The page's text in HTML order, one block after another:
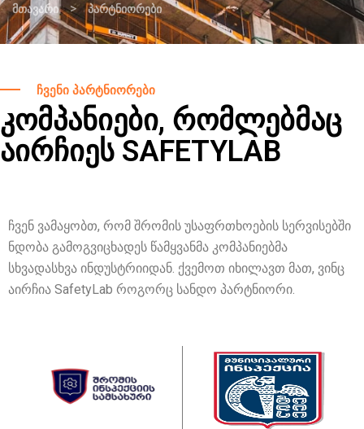
მთავარი > პარტნიორები
ჩვენი პარტნიორები
ᲙᲝᲛᲞᲐᲜᲘᲔᲑᲘ, ᲠᲝᲛᲚᲔᲑᲛᲐᲪ
ᲐᲘᲠᲩᲘᲔᲡ SAFETYLAB
ჩვენ ვამაყობთ, რომ შრომის უსაფრთხოების სერვისებში
ნდობა გამოგვიცხადეს წამყვანმა კომპანიებმა
სხვადასხვა ინდუსტრიიდან. ქვემოთ იხილავთ მათ, ვინც
აირჩია SafetyLab როგორც სანდო პარტნიორი.